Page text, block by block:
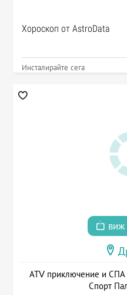
Хороскоп от AstroData
Инсталирайте сега
виж
АТV приключение и СПА
Спорт